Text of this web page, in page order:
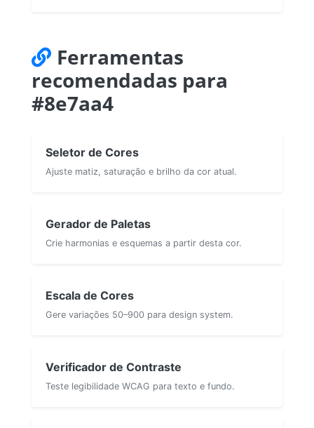
Ferramentas
recomendadas para
#8e7aa4
Seletor de Cores
Ajuste matiz, saturação e brilho da cor atual.
Gerador de Paletas
Crie harmonias e esquemas a partir desta cor.
Escala de Cores
Gere variações 50–900 para design system.
Verificador de Contraste
Teste legibilidade WCAG para texto e fundo.